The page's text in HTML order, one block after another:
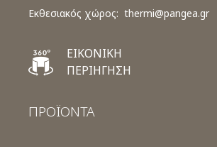
Εκθεσιακός χώρος: thermi@pangea.gr
ΕΙΚΟΝΙΚΗ
ΠΕΡΙΗΓΗΣΗ
ΠΡΟΪΟΝΤΑ